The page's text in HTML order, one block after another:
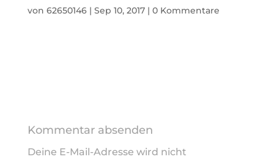
von 62650146| Sep 10, 2017| 0 Kommentare
Kommentar absenden
Deine E-Mail-Adresse wird nicht